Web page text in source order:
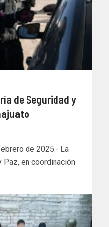
de Seguridad y
de 2025.- La
Paz, en coordinación